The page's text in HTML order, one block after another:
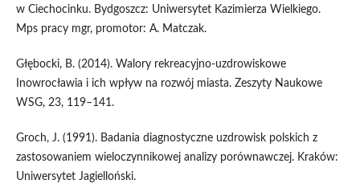
w Ciechocinku. Bydgoszcz: Uniwersytet Kazimierza Wielkiego.
Mps pracy mgr, promotor: A. Matczak.
Głębocki, B. (2014). Walory rekreacyjno-uzdrowiskowe
Inowrocławia i ich wpływ na rozwój miasta. Zeszyty Naukowe
WSG, 23, 119–141.
Groch, J. (1991). Badania diagnostyczne uzdrowisk polskich z
zastosowaniem wieloczynnikowej analizy porównawczej. Kraków:
Uniwersytet Jagielloński.